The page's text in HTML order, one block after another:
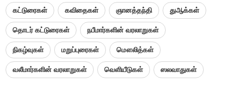
கட்டுரைகள் கவிதைகள் ஞானத்தந்தி துஆக்கள்
தொடர் கட்டுரைகள் நபீமார்களின் வரலாறுகள்
நிகழ்வுகள் மறுப்புரைகள் மௌலித்கள்
வலீமார்களின் வரலாறுகள் வெளியீடுகள் ஸலவாதுகள்